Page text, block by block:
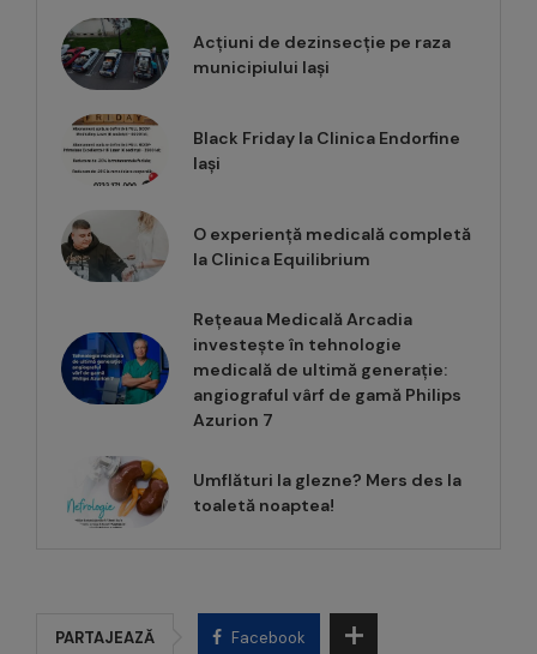
Acțiuni de dezinsecție pe raza
municipiului Iași
Black Friday la Clinica Endorfine
Iași
O experiență medicală completă
la Clinica Equilibrium
Rețeaua Medicală Arcadia
investește în tehnologie
medicală de ultimă generație:
angiograful vârf de gamă Philips
Azurion 7
Umflături la glezne? Mers des la
toaletă noaptea!
PARTAJEAZĂ Facebook